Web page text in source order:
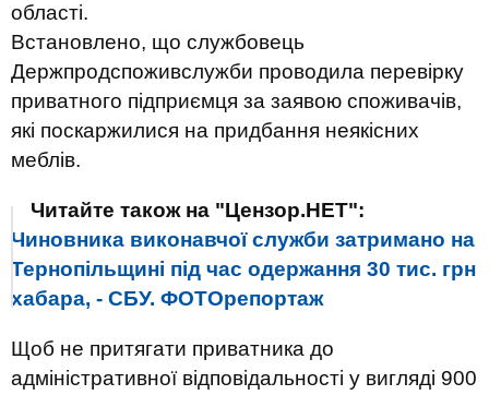
області.
Встановлено, що службовець
Держпродспоживслужби проводила перевірку
приватного підприємця за заявою споживачів,
які поскаржилися на придбання неякісних
меблів.
Читайте також на "Цензор.НЕТ":
Чиновника виконавчої служби затримано на
Тернопільщині під час одержання 30 тис. грн
хабара, - СБУ. ФОТОрепортаж
Щоб не притягати приватника до
адміністративної відповідальності у вигляді 900